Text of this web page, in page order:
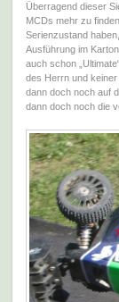
Überragend dieser
MCDs mehr zu
Serienzustand
Ausführung im
auch schon
des Herrn und
dann doch noch auf
dann doch noch die